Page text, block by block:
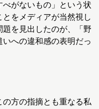
べがないもの」という状
をメディアが当然視し
を見出したのが、「野
への違和感の表明だっ
方の指摘とも重なる私